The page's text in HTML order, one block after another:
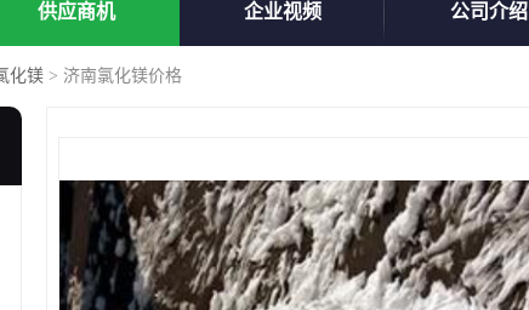
供应商机 企业视频 公司介绍
化镁 > 济南氯化镁价格